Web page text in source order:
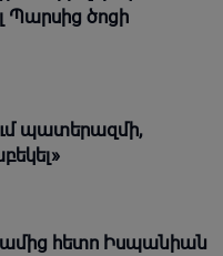
Պարսից ծոցի
պատերազմի,
հետո Իսպանիան